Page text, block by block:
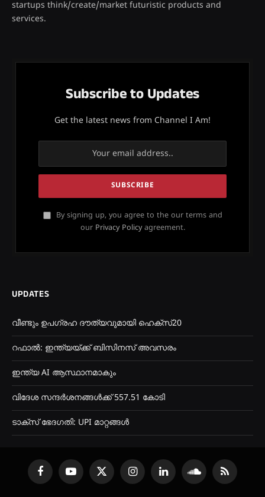
startups think/create/market futuristic products and
services.
Subscribe to Updates
Get the latest news from Channel I Am!
By signing up, you agree to the our terms and
our Privacy Policyagreement.
UPDATES
വീണ്ടും ഉപഗ്രഹ ദൗത്യവുമായി ഹെക്സ്20
റഫാൽ: ഇന്ത്യയ്ക്ക് ബിസിനസ് അവസരം
ഇന്ത്യ AI ആസ്ഥാനമാകും
വിദേശ സന്ദർശനങ്ങൾക്ക് 557.51 കോടി
ടാക്സ് ഭേദഗതി: UPI മാറ്റങ്ങൾ
FacebookYouTubeX
(Twitter)
InstagramLinkedInSoundCloud
RSS